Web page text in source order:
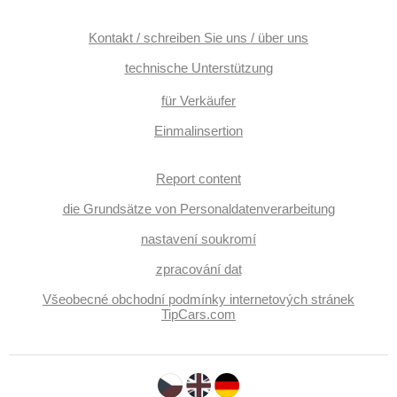
Heckscheibenwischer, Getönte Scheiben, zatmavená zadní
Längssitzvorschub, Ausziehbare Kopflehnen, digitální
přístrojová deska, vyhřívaná zadní sedadla
Kontakt / schreiben Sie uns / über uns
technische Unterstützung
für Verkäufer
Einmalinsertion
Report content
die Grundsätze von Personaldatenverarbeitung
nastavení soukromí
zpracování dat
Všeobecné obchodní podmínky internetových stránek
TipCars.com